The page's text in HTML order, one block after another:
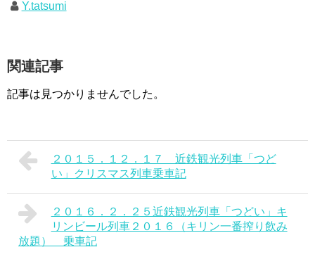
Y.tatsumi
関連記事
記事は見つかりませんでした。
２０１５．１２．１７ 近鉄観光列車「つど
い」クリスマス列車乗車記
２０１６．２．２５近鉄観光列車「つどい」キ
リンビール列車２０１６（キリン一番搾り飲み
放題） 乗車記